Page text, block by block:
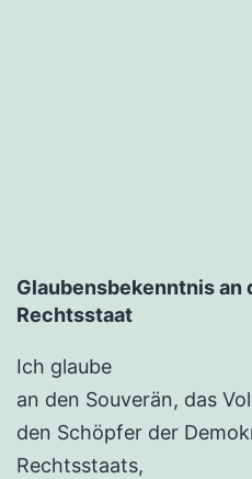
Glaubensbekenntnis an
Rechtsstaat
Ich glaube
an den Souverän, das
den Schöpfer der
Rechtsstaats,